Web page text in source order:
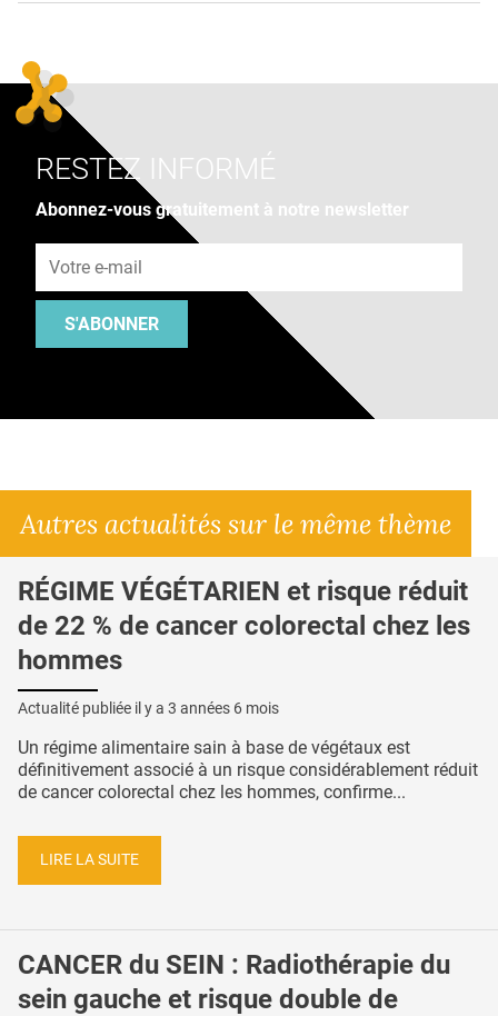
RESTEZ INFORMÉ
Abonnez-vous gratuitement à notre newsletter
S'ABONNER
Autres actualités sur le même thème
RÉGIME VÉGÉTARIEN et risque réduit
de 22 % de cancer colorectal chez les
hommes
Actualité publiée il y a 3 années 6 mois
Un régime alimentaire sain à base de végétaux est
définitivement associé à un risque considérablement réduit
de cancer colorectal chez les hommes, confirme...
LIRE LA SUITE
CANCER du SEIN : Radiothérapie du
sein gauche et risque double de